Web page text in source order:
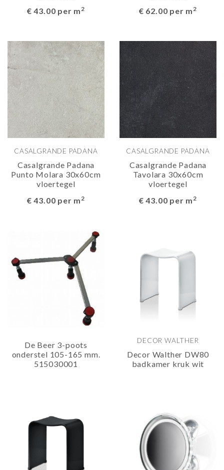
€ 43.00 per m2
€ 62.00 per m2
CASALGRANDE PADANA
Casalgrande Padana
Punto Molara 30x60cm
vloertegel
€ 43.00 per m2
CASALGRANDE PADANA
Casalgrande Padana
Tavolara 30x60cm
vloertegel
€ 43.00 per m2
De Beer 3-poots
onderstel 105-165 mm.
515030001
DECOR WALTHER
Decor Walther DW80
badkamer kruk wit